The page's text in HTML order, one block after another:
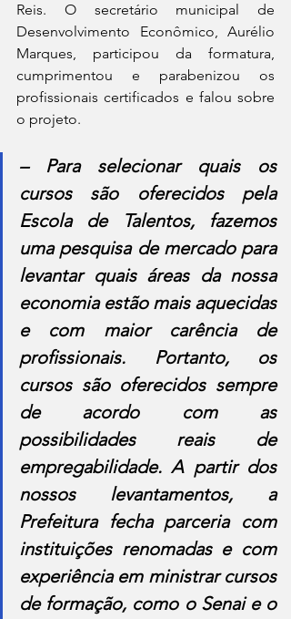
Reis. O secretário municipal de
Desenvolvimento Econômico, Aurélio
Marques, participou da formatura,
cumprimentou e parabenizou os
profissionais certificados e falou sobre
o projeto.
– Para selecionar quais os
cursos são oferecidos pela
Escola de Talentos, fazemos
uma pesquisa de mercado para
levantar quais áreas da nossa
economia estão mais aquecidas
e com maior carência de
profissionais. Portanto, os
cursos são oferecidos sempre
de acordo com as
possibilidades reais de
empregabilidade. A partir dos
nossos levantamentos, a
Prefeitura fecha parceria com
instituições renomadas e com
experiência em ministrar cursos
de formação, como o Senai e o